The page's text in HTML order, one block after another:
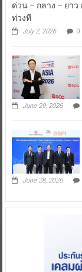
ด่วน – กลาง – ยา
ท่วงที
July 2, 2026 0
June 29, 2026
June 28, 2026